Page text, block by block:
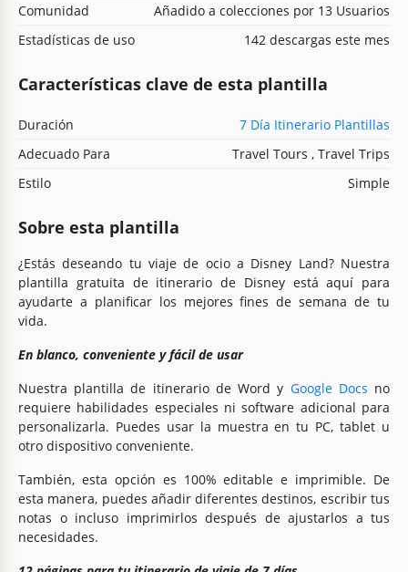
Comunidad
Añadido a colecciones por 13 Usuarios
Estadísticas de uso
142 descargas este mes
Características clave de esta plantilla
Duración
7 Día Itinerario Plantillas
Adecuado Para
Travel Tours , Travel Trips
Estilo
Simple
Sobre esta plantilla
¿Estás deseando tu viaje de ocio a Disney Land? Nuestra
plantilla gratuita de itinerario de Disney está aquí para
ayudarte a planificar los mejores fines de semana de tu
vida.
En blanco, conveniente y fácil de usar
Nuestra plantilla de itinerario de Word y Google Docs no
requiere habilidades especiales ni software adicional para
personalizarla. Puedes usar la muestra en tu PC, tablet u
otro dispositivo conveniente.
También, esta opción es 100% editable e imprimible. De
esta manera, puedes añadir diferentes destinos, escribir tus
notas o incluso imprimirlos después de ajustarlos a tus
necesidades.